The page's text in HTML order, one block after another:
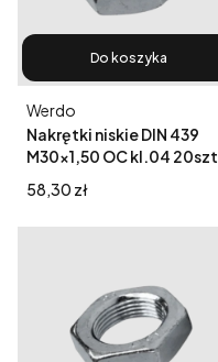
Do koszyka
Nakrętki niskie DIN 439
M30x1,50 OC kl.04 20szt
Producent
Werdo
Cena
58,30 zł